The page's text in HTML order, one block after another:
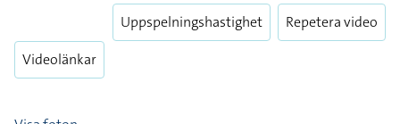
Pause
Enter
Videolänkar
Uppspelningshastighet Repetera video